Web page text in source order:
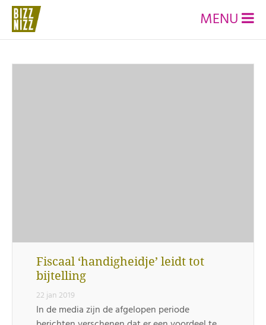
MENU
Fiscaal ‘handigheidje’ leidt tot
bijtelling
22 jan 2019
In de media zijn de afgelopen periode